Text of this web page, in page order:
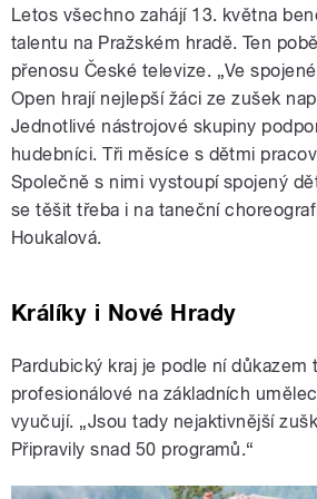
Letos všechno zahájí 13. května
talentu na Pražském hradě. Ten
přenosu České televize. „Ve
Open hrají nejlepší žáci ze zušek
Jednotlivé nástrojové skupiny
hudebníci. Tři měsíce s dětmi
Společně s nimi vystoupí spojený
se těšit třeba i na taneční
Houkalová.
Králíky i Nové Hrady
Pardubický kraj je podle ní důkazem
profesionálové na základních
vyučují. „Jsou tady nejaktivnější
Připravily snad 50 programů.“